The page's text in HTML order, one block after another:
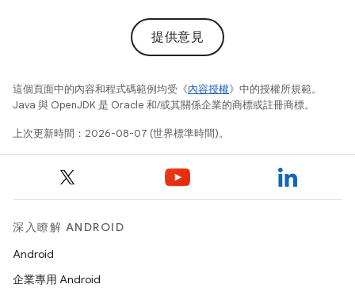
提供意見
這個頁面中的內容和程式碼範例均受《內容授權》中的授權所規範。
Java 與 OpenJDK 是 Oracle 和/或其關係企業的商標或註冊商標。
上次更新時間：2026-08-07 (世界標準時間)。
深入瞭解 ANDROID
Android
企業專用 Android